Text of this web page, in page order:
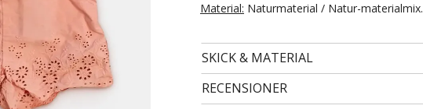
- STORLEK 24 -
Material: Naturmaterial / Natur-materialmix.
SKICK & MATERIAL
RECENSIONER